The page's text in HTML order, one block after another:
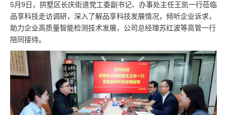
5月9日，拱墅区长庆街道党工委副书记、办事处主任王凯一行莅临
品享科技走访调研，深入了解品享科技发展情况，倾听企业诉求，
助力企业高质量智能检测技术发展，公司总经理苏红波等高管一行
陪同接待。